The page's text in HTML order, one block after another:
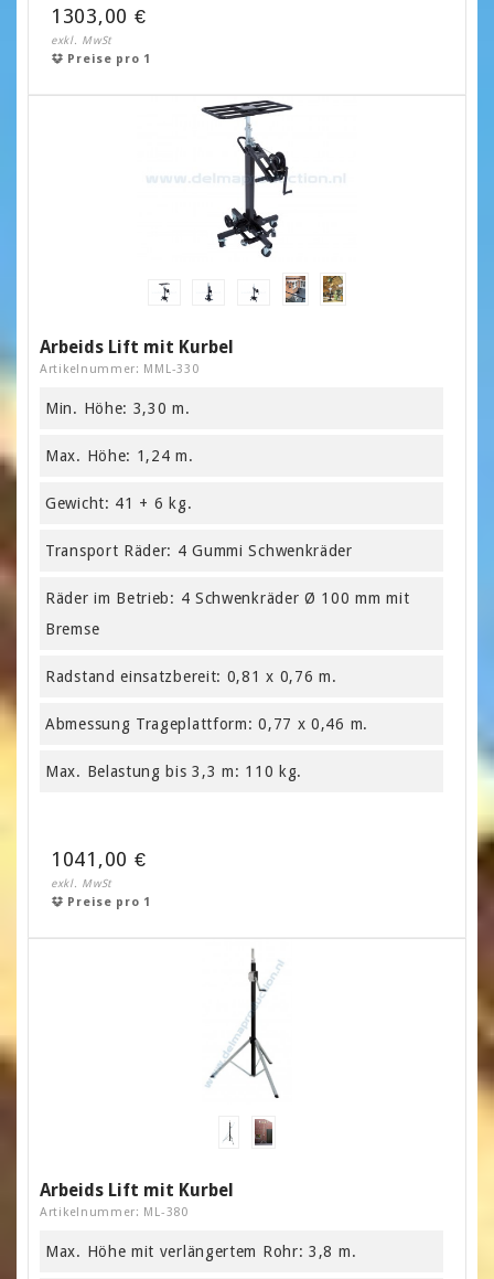
1303,00 €
exkl. MwSt
Preise pro 1
Arbeids Lift mit Kurbel
Artikelnummer: MML-330
Min. Höhe: 3,30 m.
Max. Höhe: 1,24 m.
Gewicht: 41 + 6 kg.
Transport Räder: 4 Gummi Schwenkräder
Räder im Betrieb: 4 Schwenkräder Ø 100 mm mit
Bremse
Radstand einsatzbereit: 0,81 x 0,76 m.
Abmessung Trageplattform: 0,77 x 0,46 m.
Max. Belastung bis 3,3 m: 110 kg.
1041,00 €
exkl. MwSt
Preise pro 1
Arbeids Lift mit Kurbel
Artikelnummer: ML-380
Max. Höhe mit verlängertem Rohr: 3,8 m.